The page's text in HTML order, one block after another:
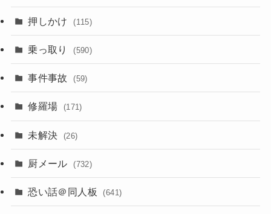
押しかけ (115)
乗っ取り (590)
事件事故 (59)
修羅場 (171)
未解決 (26)
厨メール (732)
恐い話＠同人板 (641)